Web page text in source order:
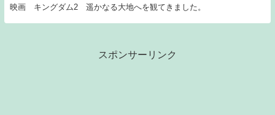
映画 キングダム2 遥かなる大地へを観てきました。
スポンサーリンク